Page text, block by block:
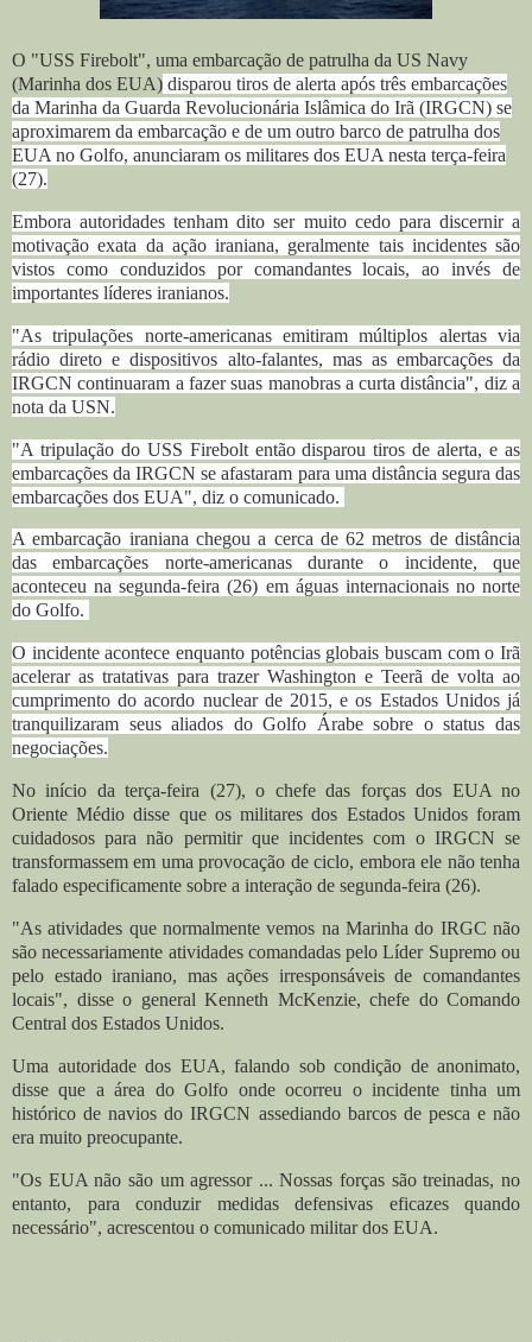
O "USS Firebolt", uma embarcação de patrulha da US Navy
(Marinha dos EUA) disparou tiros de alerta após três embarcações
da Marinha da Guarda Revolucionária Islâmica do Irã (IRGCN) se
aproximarem da embarcação e de um outro barco de patrulha dos
EUA no Golfo, anunciaram os militares dos EUA nesta terça-feira
(27).
Embora autoridades tenham dito ser muito cedo para discernir a
motivação exata da ação iraniana, geralmente tais incidentes são
vistos como conduzidos por comandantes locais, ao invés de
importantes líderes iranianos.
"As tripulações norte-americanas emitiram múltiplos alertas via
rádio direto e dispositivos alto-falantes, mas as embarcações da
IRGCN continuaram a fazer suas manobras a curta distância", diz a
nota da USN.
"A tripulação do USS Firebolt então disparou tiros de alerta, e as
embarcações da IRGCN se afastaram para uma distância segura das
embarcações dos EUA", diz o comunicado.
A embarcação iraniana chegou a cerca de 62 metros de distância
das embarcações norte-americanas durante o incidente, que
aconteceu na segunda-feira (26) em águas internacionais no norte
do Golfo.
O incidente acontece enquanto potências globais buscam com o Irã
acelerar as tratativas para trazer Washington e Teerã de volta ao
cumprimento do acordo nuclear de 2015, e os Estados Unidos já
tranquilizaram seus aliados do Golfo Árabe sobre o status das
negociações.
No início da terça-feira (27), o chefe das forças dos EUA no
Oriente Médio disse que os militares dos Estados Unidos foram
cuidadosos para não permitir que incidentes com o IRGCN se
transformassem em uma provocação de ciclo, embora ele não tenha
falado especificamente sobre a interação de segunda-feira (26).
"As atividades que normalmente vemos na Marinha do IRGC não
são necessariamente atividades comandadas pelo Líder Supremo ou
pelo estado iraniano, mas ações irresponsáveis ​​de comandantes
locais", disse o general Kenneth McKenzie, chefe do Comando
Central dos Estados Unidos.
Uma autoridade dos EUA, falando sob condição de anonimato,
disse que a área do Golfo onde ocorreu o incidente tinha um
histórico de navios do IRGCN assediando barcos de pesca e não
era muito preocupante.
"Os EUA não são um agressor ... Nossas forças são treinadas, no
entanto, para conduzir medidas defensivas eficazes quando
necessário", acrescentou o comunicado militar dos EUA.